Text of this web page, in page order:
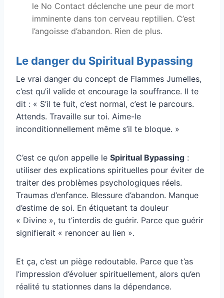
le No Contact déclenche une peur de mort
imminente dans ton cerveau reptilien. C’est
l’angoisse d’abandon. Rien de plus.
Le danger du Spiritual Bypassing
Le vrai danger du concept de Flammes Jumelles,
c’est qu’il valide et encourage la souffrance. Il te
dit : « S’il te fuit, c’est normal, c’est le parcours.
Attends. Travaille sur toi. Aime-le
inconditionnellement même s’il te bloque. »
C’est ce qu’on appelle le Spiritual Bypassing :
utiliser des explications spirituelles pour éviter de
traiter des problèmes psychologiques réels.
Traumas d’enfance. Blessure d’abandon. Manque
d’estime de soi. En étiquetant ta douleur
« Divine », tu t’interdis de guérir. Parce que guérir
signifierait « renoncer au lien ».
Et ça, c’est un piège redoutable. Parce que t’as
l’impression d’évoluer spirituellement, alors qu’en
réalité tu stationnes dans la dépendance.